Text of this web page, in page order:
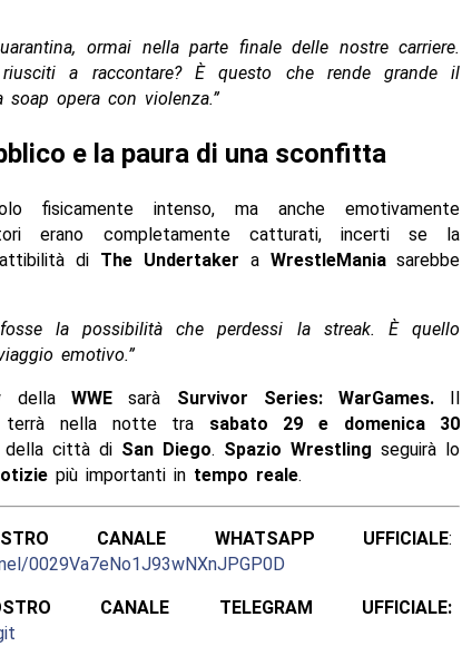
ormai nella parte finale delle nostre carriere.
a raccontare? È questo che rende grande il
opera con violenza.”
e la paura di una sconfitta
fisicamente intenso, ma anche emotivamente
erano completamente catturati, incerti se la
di The Undertaker a WrestleManiasarebbe
la possibilità che perdessi la streak. È quello
emotivo.”
della WWE sarà Survivor Series: WarGames. Il
nella notte tra sabato 29 e domenica 30
città di San Diego. Spazio Wrestling seguirà lo
più importanti in tempo reale.
CANALE WHATSAPP UFFICIALE:
0029Va7eNo1J93wNXnJPGP0D
CANALE TELEGRAM UFFICIALE: